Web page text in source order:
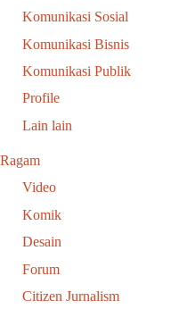
Komunikasi Sosial
Komunikasi Bisnis
Komunikasi Publik
Profile
Lain lain
Ragam
Video
Komik
Desain
Forum
Citizen Jurnalism